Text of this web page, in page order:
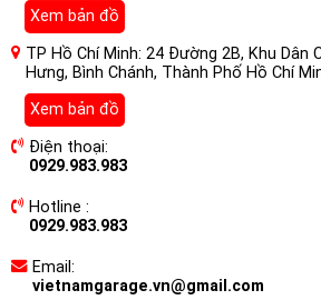
Xem bản đồ
TP Hồ Chí Minh: 24 Đường 2B, Khu Dân
Hưng, Bình Chánh, Thành Phố Hồ Chí
Xem bản đồ
Điện thoại:
0929.983.983
Hotline :
0929.983.983
Email:
vietnamgarage.vn@gmail.com